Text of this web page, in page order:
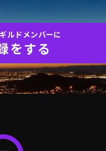
ルドメンバーに
をする